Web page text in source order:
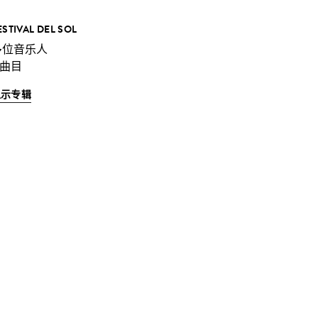
DEL SOL
音乐人
目
专辑